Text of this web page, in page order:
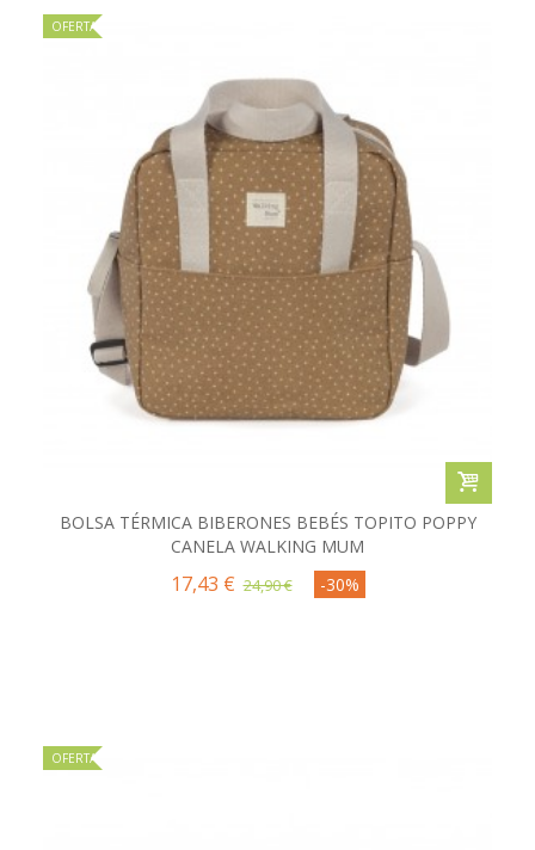
OFERTA
BOLSA TÉRMICA BIBERONES BEBÉS TOPITO POPPY
CANELA WALKING MUM
17,43 € 24,90 € -30%
OFERTA